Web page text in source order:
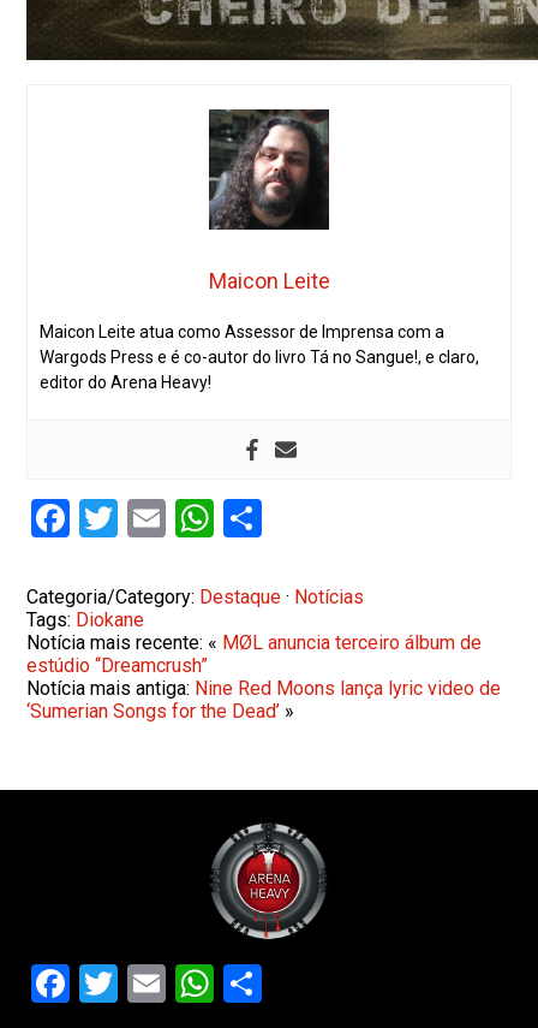
Maicon Leite
Maicon Leite atua como Assessor de Imprensa com a
Wargods Press e é co-autor do livro Tá no Sangue!, e claro,
editor do Arena Heavy!
Facebook
Twitter
EmailWhatsApp
Categoria/Category: Destaque · Notícias
Tags: Diokane
Notícia mais recente: « MØL anuncia terceiro álbum de
estúdio “Dreamcrush”
Notícia mais antiga: Nine Red Moons lança lyric video de
‘Sumerian Songs for the Dead’ »
Facebook
Twitter
EmailWhatsApp